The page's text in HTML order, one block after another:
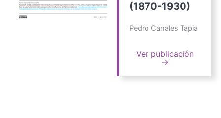
(1870-1930)
Pedro Canales Tapia
Ver publicación
→